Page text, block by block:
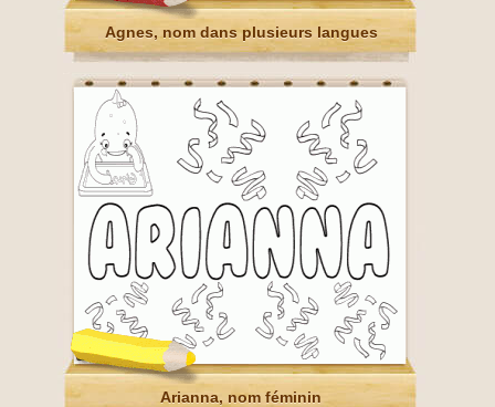
Agnes, nom dans plusieurs langues
Arianna, nom féminin